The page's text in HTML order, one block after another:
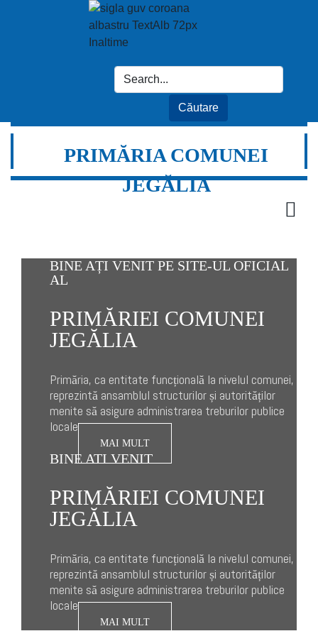
PRIMĂRIA COMUNEI
JEGĂLIA
BINE AȚI VENIT PE SITE-UL OFICIAL
AL
PRIMĂRIEI COMUNEI
JEGĂLIA
Primăria, ca entitate funcțională la nivelul comunei,
reprezintă ansamblul structurilor și autorităților
menite să asigure administrarea treburilor publice
locale
MAI MULT
BINE ATI VENIT
PRIMĂRIEI COMUNEI
JEGĂLIA
Primăria, ca entitate funcțională la nivelul comunei,
reprezintă ansamblul structurilor și autorităților
menite să asigure administrarea treburilor publice
locale
MAI MULT